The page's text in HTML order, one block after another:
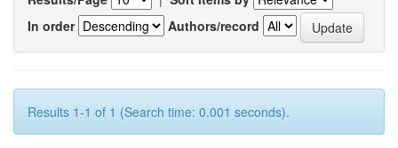
In order
Authors/record
Results 1-1 of 1 (Search time: 0.001 seconds).